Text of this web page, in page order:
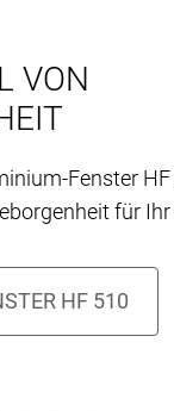
VON
Fenster
für